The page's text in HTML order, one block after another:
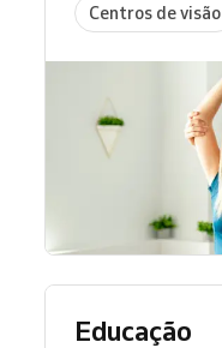
Centros de visão
Educação